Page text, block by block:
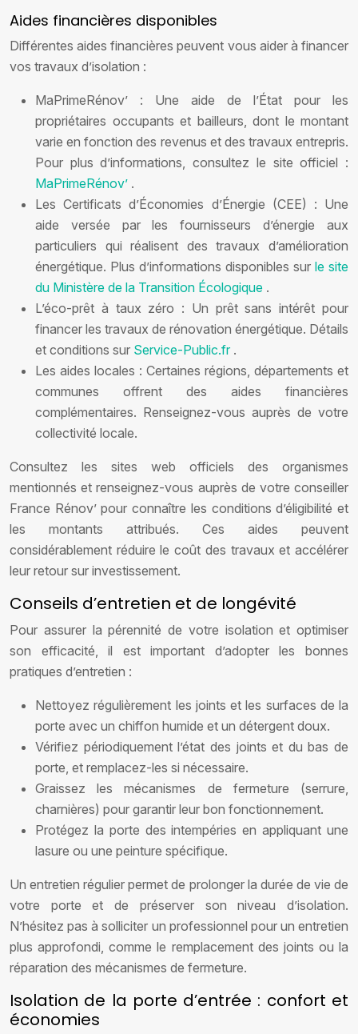
Aides financières disponibles
Différentes aides financières peuvent vous aider à financer
vos travaux d’isolation :
MaPrimeRénov’ : Une aide de l’État pour les
propriétaires occupants et bailleurs, dont le montant
varie en fonction des revenus et des travaux entrepris.
Pour plus d’informations, consultez le site officiel :
MaPrimeRénov’ .
Les Certificats d’Économies d’Énergie (CEE) : Une
aide versée par les fournisseurs d’énergie aux
particuliers qui réalisent des travaux d’amélioration
énergétique. Plus d’informations disponibles sur le site
du Ministère de la Transition Écologique .
L’éco-prêt à taux zéro : Un prêt sans intérêt pour
financer les travaux de rénovation énergétique. Détails
et conditions sur Service-Public.fr .
Les aides locales : Certaines régions, départements et
communes offrent des aides financières
complémentaires. Renseignez-vous auprès de votre
collectivité locale.
Consultez les sites web officiels des organismes
mentionnés et renseignez-vous auprès de votre conseiller
France Rénov’ pour connaître les conditions d’éligibilité et
les montants attribués. Ces aides peuvent
considérablement réduire le coût des travaux et accélérer
leur retour sur investissement.
Conseils d’entretien et de longévité
Pour assurer la pérennité de votre isolation et optimiser
son efficacité, il est important d’adopter les bonnes
pratiques d’entretien :
Nettoyez régulièrement les joints et les surfaces de la
porte avec un chiffon humide et un détergent doux.
Vérifiez périodiquement l’état des joints et du bas de
porte, et remplacez-les si nécessaire.
Graissez les mécanismes de fermeture (serrure,
charnières) pour garantir leur bon fonctionnement.
Protégez la porte des intempéries en appliquant une
lasure ou une peinture spécifique.
Un entretien régulier permet de prolonger la durée de vie de
votre porte et de préserver son niveau d’isolation.
N’hésitez pas à solliciter un professionnel pour un entretien
plus approfondi, comme le remplacement des joints ou la
réparation des mécanismes de fermeture.
Isolation de la porte d’entrée : confort et
économies